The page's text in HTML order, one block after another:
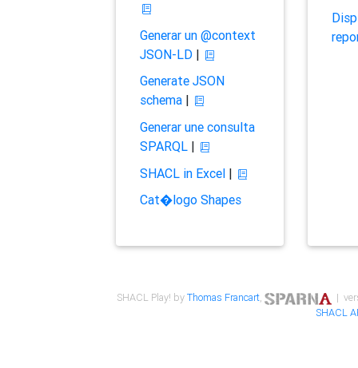
Generar un @context
JSON-LD|
Generate JSON
schema|
Generar une consulta
SPARQL|
SHACL in Excel|
Cat�logo Shapes
SHACL Play! byThomas Francart,
|
SHACL